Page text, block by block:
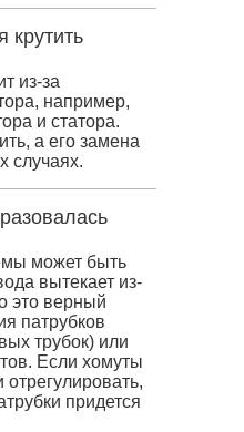
крутить
из-за
например,
и статора.
а его замена
случаях.
может быть
вытекает из-
это верный
патрубков
трубок) или
Если хомуты
придется